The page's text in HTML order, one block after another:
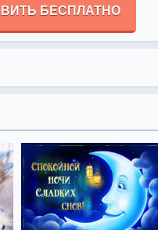
БЕСПЛАТНО